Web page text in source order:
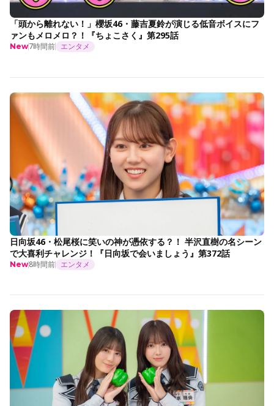
「頭から離れない！」櫻坂46・藤吉夏鈴が演じる低音ボイスにフ
ァンもメロメロ？！『ちょこさく』第295話
New7時間前 エンタメ
日向坂46・松尾桜に笑いの神が憑依する？！ 半沢直樹の名シーン
で大喜利チャレンジ！『日向坂で会いましょう』第372話
New8時間前 エンタメ